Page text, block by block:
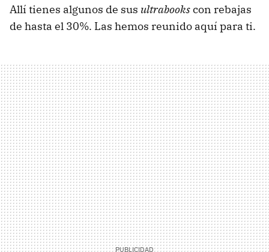
Allí tienes algunos de sus ultrabookscon rebajas
de hasta el 30%. Las hemos reunido aquí para ti.